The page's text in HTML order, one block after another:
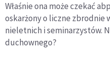
Właśnie ona może czekać
oskarżony o liczne zbrodnie
nieletnich i seminarzystów.
duchownego?